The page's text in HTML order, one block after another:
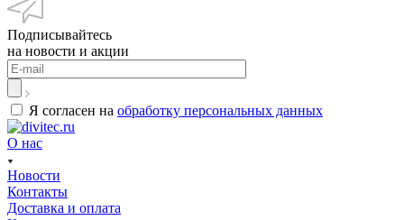
Подписывайтесь
на новости и акции
Я согласен на обработку персональных данных
О нас
Новости
Контакты
Доставка и оплата